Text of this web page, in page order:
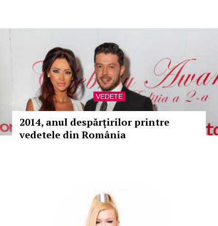
VEDETE
2014, anul despărţirilor printre
vedetele din România